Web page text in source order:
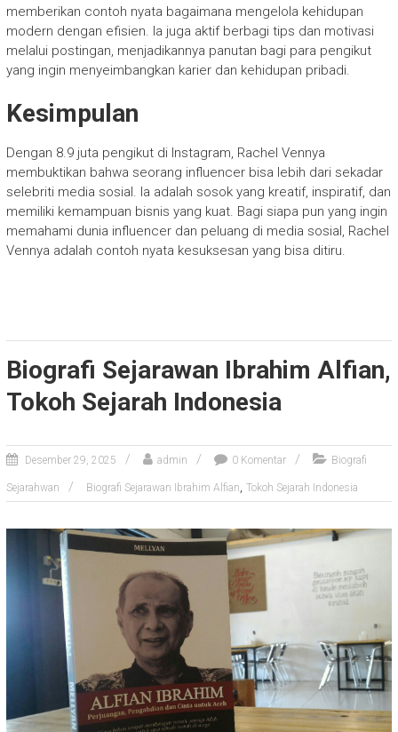
memberikan contoh nyata bagaimana mengelola kehidupan
modern dengan efisien. Ia juga aktif berbagi tips dan motivasi
melalui postingan, menjadikannya panutan bagi para pengikut
yang ingin menyeimbangkan karier dan kehidupan pribadi.
Kesimpulan
Dengan 8.9 juta pengikut di Instagram, Rachel Vennya
membuktikan bahwa seorang influencer bisa lebih dari sekadar
selebriti media sosial. Ia adalah sosok yang kreatif, inspiratif, dan
memiliki kemampuan bisnis yang kuat. Bagi siapa pun yang ingin
memahami dunia influencer dan peluang di media sosial, Rachel
Vennya adalah contoh nyata kesuksesan yang bisa ditiru.
Biografi Sejarawan Ibrahim Alfian,
Tokoh Sejarah Indonesia
Desember 29, 2025 admin 0 Komentar Biografi
Sejarahwan Biografi Sejarawan Ibrahim Alfian, Tokoh Sejarah Indonesia